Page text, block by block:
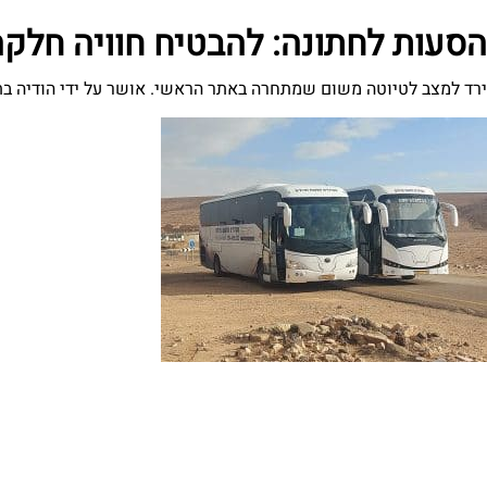
הסעות לחתונה: להבטיח חוויה
ירד למצב לטיוטה משום שמתחרה באתר הראשי. אושר על ידי הודיה בתאריך 15.6.25 12:28 תכנון חתונה הוא תהליך מורכב הכולל פרטים רבים,